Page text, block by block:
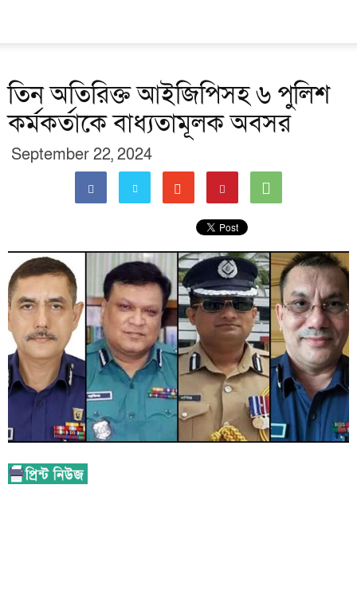
তিন অতিরিক্ত আইজিপিসহ ৬ পুলিশ
কর্মকর্তাকে বাধ্যতামূলক অবসর
September 22, 2024